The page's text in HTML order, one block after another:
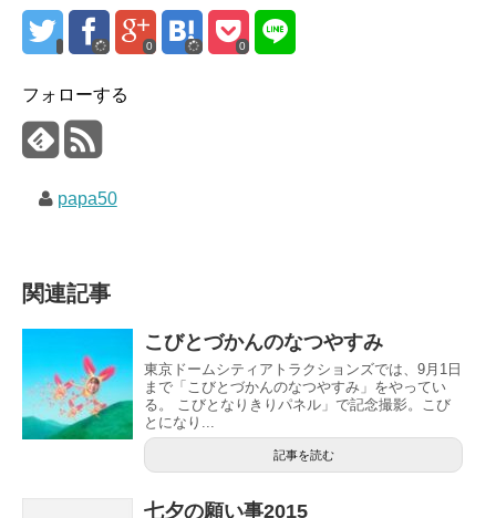
0 0
フォローする
papa50
関連記事
こびとづかんのなつやすみ
東京ドームシティアトラクションズでは、9月1日
まで「こびとづかんのなつやすみ」をやってい
る。 こびとなりきりパネル」で記念撮影。こび
とになり...
記事を読む
七夕の願い事2015